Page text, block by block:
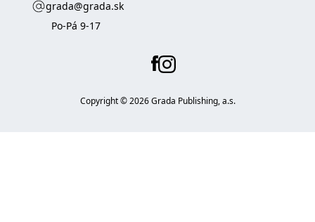
grada@grada.sk
Po-Pá 9-17
Copyright ©2026Grada Publishing, a.s.